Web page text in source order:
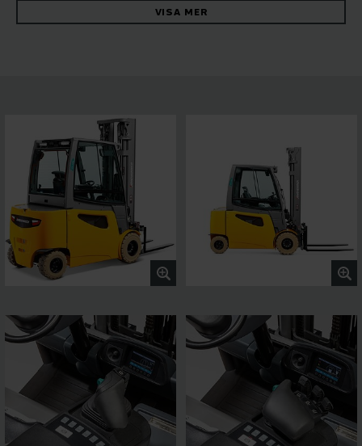
växelströmsteknik i kombination med kompakt styrning och
hydraulik. Mätningar av VDI-cykler bevisar: Vid maximal
har utmärkt ergonomi. De är effektiva kraftpaket för många
olika uppgifter.
VISA MER